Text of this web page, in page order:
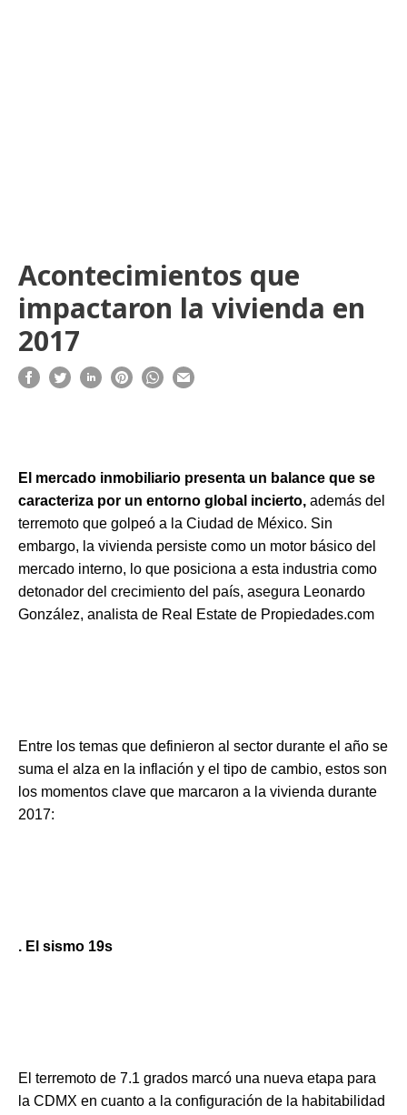
Acontecimientos que
impactaron la vivienda en
2017
El mercado inmobiliario presenta un balance que se
caracteriza por un entorno global incierto, además del
terremoto que golpeó a la Ciudad de México. Sin
embargo, la vivienda persiste como un motor básico del
mercado interno, lo que posiciona a esta industria como
detonador del crecimiento del país, asegura Leonardo
González, analista de Real Estate de Propiedades.com
Entre los temas que definieron al sector durante el año se
suma el alza en la inflación y el tipo de cambio, estos son
los momentos clave que marcaron a la vivienda durante
2017:
. El sismo 19s
El terremoto de 7.1 grados marcó una nueva etapa para
la CDMX en cuanto a la configuración de la habitabilidad